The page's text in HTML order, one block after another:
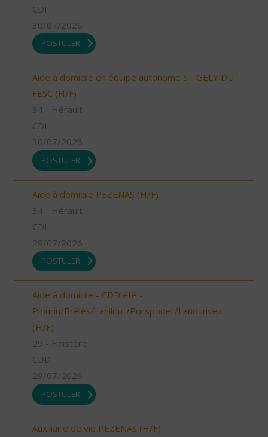
CDI
30/07/2026
POSTULER
Aide à domicile en équipe autonome ST GELY DU
FESC (H/F)
34 - Hérault
CDI
30/07/2026
POSTULER
Aide à domicile PEZENAS (H/F)
34 - Hérault
CDI
29/07/2026
POSTULER
Aide à domicile - CDD été -
Plourin/Brélès/Lanildut/Porspoder/Landunvez
(H/F)
29 - Finistère
CDD
29/07/2026
POSTULER
Auxiliaire de vie PEZENAS (H/F)